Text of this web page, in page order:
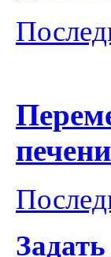
печени